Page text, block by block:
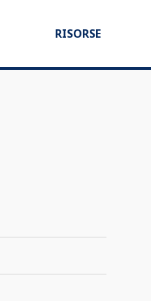
RISORSE